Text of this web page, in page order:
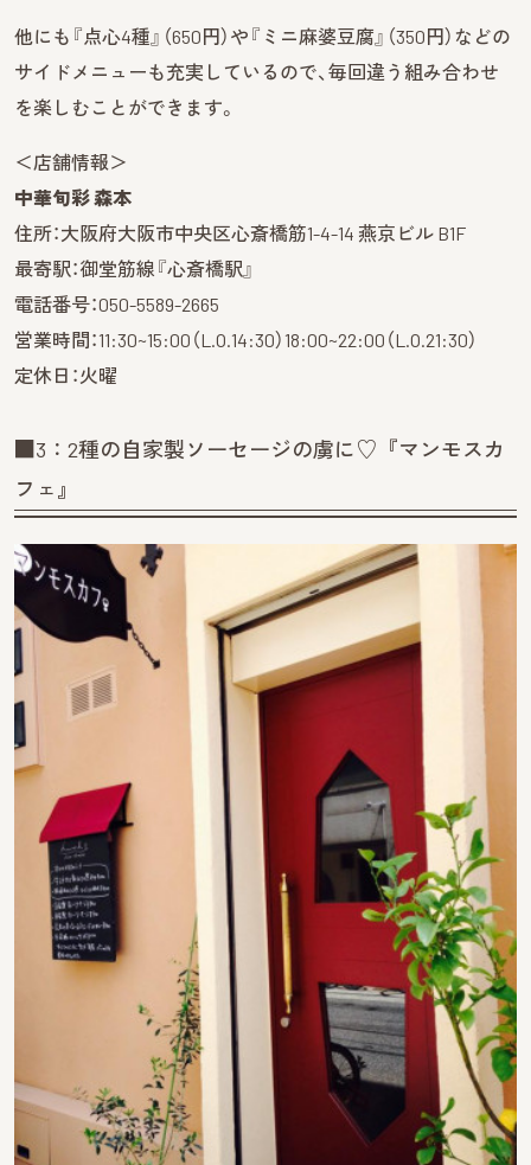
他にも『点心4種』（650円）や『ミニ麻婆豆腐』（350円）などの
サイドメニューも充実しているので、毎回違う組み合わせ
を楽しむことができます。
＜店舗情報＞
中華旬彩 森本
住所：大阪府大阪市中央区心斎橋筋1-4-14 燕京ビル B1F
最寄駅：御堂筋線『心斎橋駅』
電話番号：050-5589-2665
営業時間：11:30~15:00（L.O.14:30）18:00~22:00（L.O.21:30）
定休日：火曜
■3：2種の自家製ソーセージの虜に♡『マンモスカ
フェ』